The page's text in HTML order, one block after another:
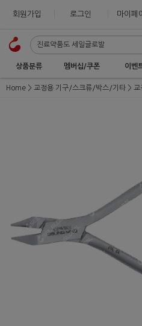
회원가입 로그인 마이페
상품분류 멤버십/쿠폰 이벤
Home 교정용 기구/스크류/박스/기타 교